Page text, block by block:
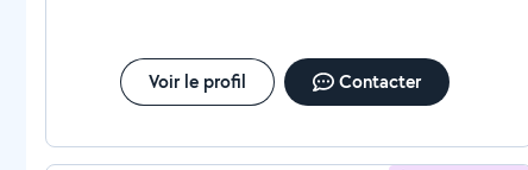
Voir le profil Contacter